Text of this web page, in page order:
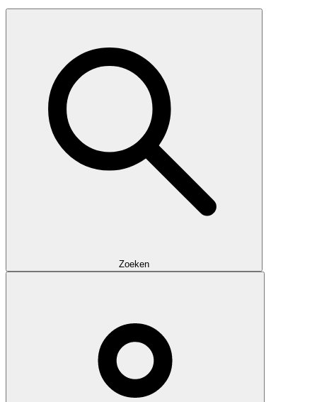
Zoeken